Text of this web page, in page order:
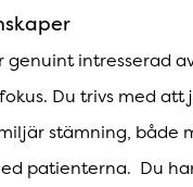
genuint intresserad
Du trivs med att
stämning, både
patienterna. Du